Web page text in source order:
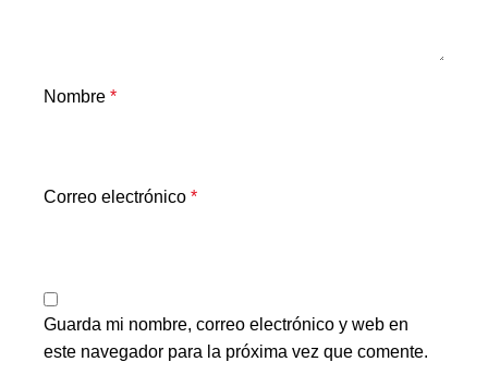
Nombre *
Correo electrónico *
Guarda mi nombre, correo electrónico y web en
este navegador para la próxima vez que comente.